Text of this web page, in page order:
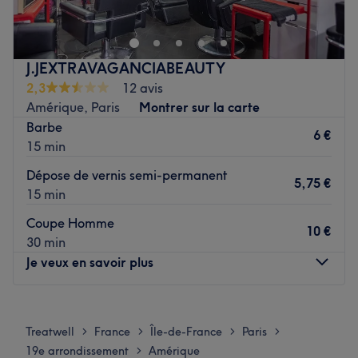
dans un espace nouvellement modernisé. Ouvert depuis
2015, l'établissement assure un service basé sur des
années d'expérience. Hiba propose une carte de service
complète pour tous les besoins capillaires : coloration,
mèches, patine, soin et coupe. Hair Coiffure garantie à
ses clients des résultats qui plairont à tout le monde.
J.JEXTRAVAGANCIABEAUTY
2,3
12 avis
Amérique, Paris
Montrer sur la carte
Barbe
15 min
6 €
Dépose de vernis semi-permanent
15 min
5,75 €
Coupe Homme
30 min
10 €
Je veux en savoir plus
Mardi
10:00 –
Mercredi
Treatwell > France > Île-de-France > Paris >
19e arrondissement > Amérique